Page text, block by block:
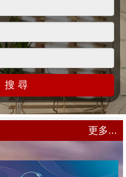
搜 尋
更多...